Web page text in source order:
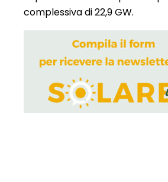
complessiva di 22,9 GW.